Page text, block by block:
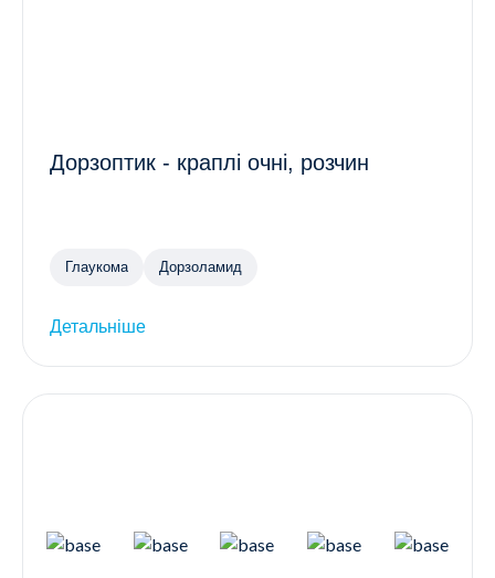
Дорзоптик - краплі очні, розчин
Глаукома Дорзоламид
Детальніше